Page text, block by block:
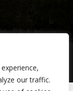
our traffic.